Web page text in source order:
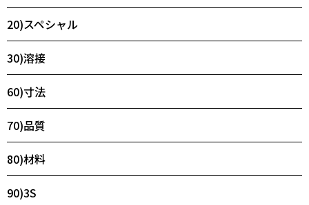
20)スペシャル
30)溶接
60)寸法
70)品質
80)材料
90)3S